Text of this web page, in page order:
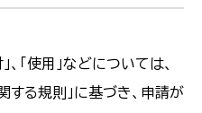
、「使用」などについては、
する規則」に基づき、申請が